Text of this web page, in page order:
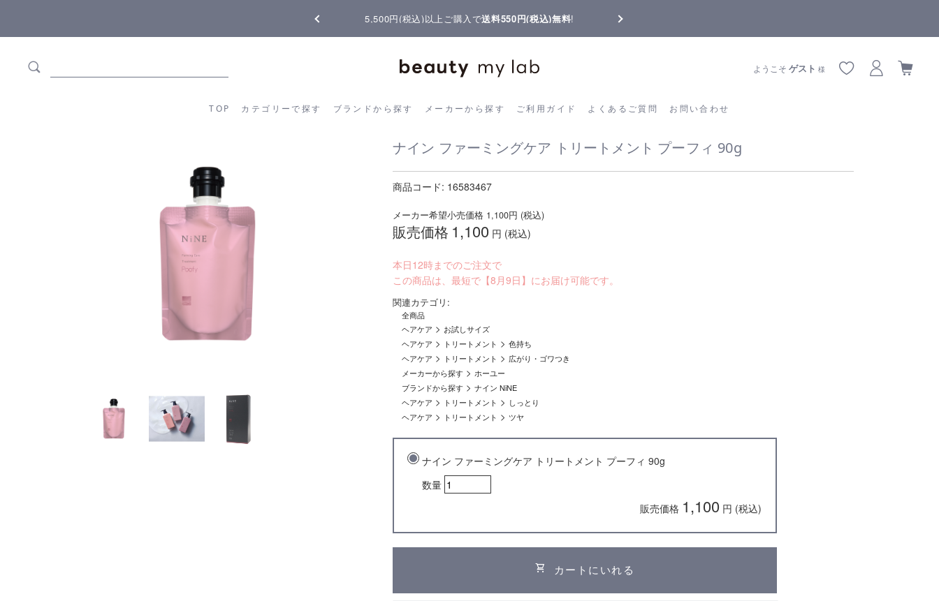
【重要】熊本地震の影響によりお届けに遅延が生じております
TOP カテゴリーで探す ブランドから探す メーカーから探す ご利用ガイド よくあるご質問 お問い合わせ
ようこそゲスト 様
カテゴリーから探す ブランドから探す メーカーから探す ご利用ガイド よくあるご質問
ナイン ファーミングケア トリートメント プーフィ 90g
商品コード: 16583467
メーカー希望小売価格 1,100円 (税込)
販売価格 1,100 円 (税込)
本日12時までのご注文で
この商品は、最短で【8月9日】にお届け可能です。
関連カテゴリ:
全商品
ヘアケア > お試しサイズ
ヘアケア > トリートメント >色持ち
ヘアケア > トリートメント > 広がり・ゴワつき
メーカーから探す >ホーユー
ブランドから探す >ナイン NiNE
ヘアケア > トリートメント > しっとり
ヘアケア > トリートメント > ツヤ
ナイン ファーミングケア トリートメント プーフィ 90g
数量
販売価格 1,100 円 (税込)
shopping_cart カートにいれる